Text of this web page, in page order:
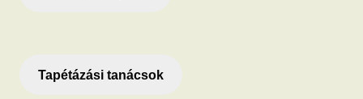
Tapétázási tanácsok